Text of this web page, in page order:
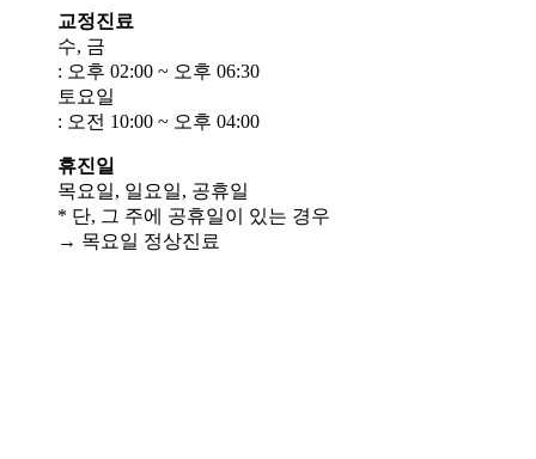
교정진료
수, 금
: 오후 02:00 ~ 오후 06:30
토요일
: 오전 10:00 ~ 오후 04:00
휴진일
목요일, 일요일, 공휴일
* 단, 그 주에 공휴일이 있는 경우
→ 목요일 정상진료